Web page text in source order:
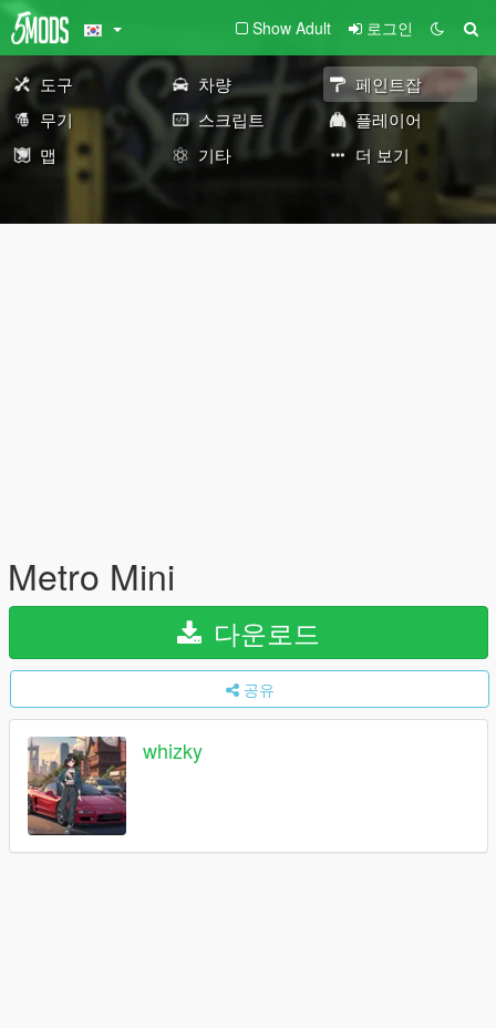
Show Adult 로그인
도구 차량
페인트잡
무기
스크립트
플레이어
맵
기타 더 보기
Metro Mini
다운로드
공유
whizky